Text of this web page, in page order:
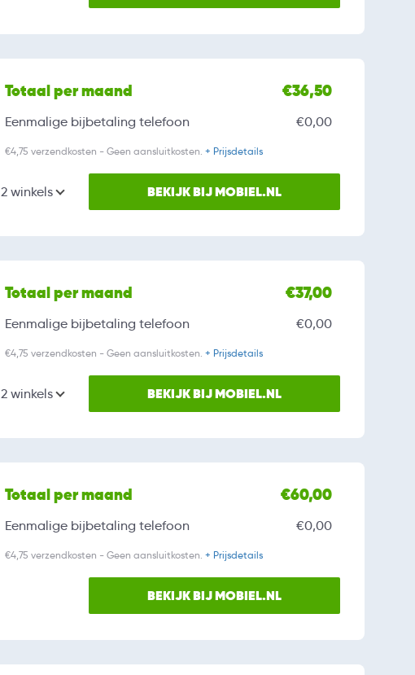
Totaal per maand €36,50
Eenmalige bijbetaling telefoon €0,00
€4,75 verzendkosten - Geen aansluitkosten. + Prijsdetails
2 winkels BEKIJK BIJ MOBIEL.NL
Totaal per maand €37,00
Eenmalige bijbetaling telefoon €0,00
€4,75 verzendkosten - Geen aansluitkosten. + Prijsdetails
2 winkels BEKIJK BIJ MOBIEL.NL
Totaal per maand €60,00
Eenmalige bijbetaling telefoon €0,00
€4,75 verzendkosten - Geen aansluitkosten. + Prijsdetails
BEKIJK BIJ MOBIEL.NL